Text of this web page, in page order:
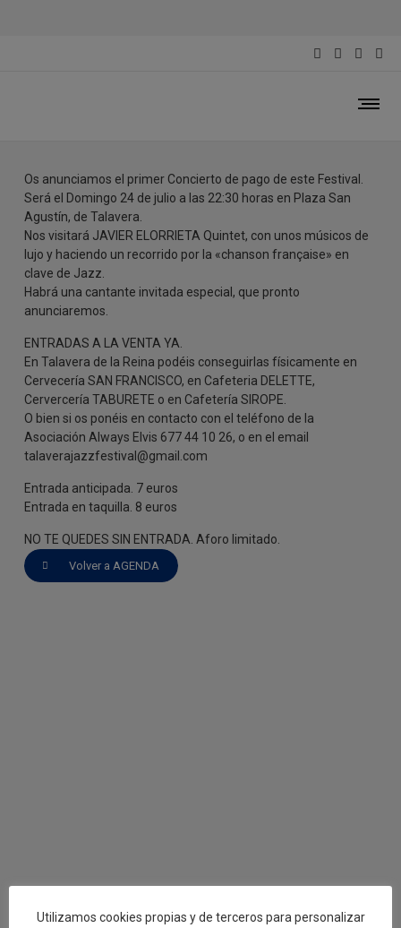
Os anunciamos el primer Concierto de pago de este Festival.
Será el Domingo 24 de julio a las 22:30 horas en Plaza San
Agustín, de Talavera.
Nos visitará JAVIER ELORRIETA Quintet, con unos músicos de
lujo y haciendo un recorrido por la «chanson française» en
clave de Jazz.
Habrá una cantante invitada especial, que pronto
anunciaremos.
ENTRADAS A LA VENTA YA.
En Talavera de la Reina podéis conseguirlas físicamente en
Cervecería SAN FRANCISCO, en Cafeteria DELETTE,
Cervercería TABURETE o en Cafetería SIROPE.
O bien si os ponéis en contacto con el teléfono de la
Asociación Always Elvis 677 44 10 26, o en el email
talaverajazzfestival@gmail.com
Entrada anticipada. 7 euros
Entrada en taquilla. 8 euros
NO TE QUEDES SIN ENTRADA. Aforo limitado.
Volver a AGENDA
Utilizamos cookies propias y de terceros para personalizar